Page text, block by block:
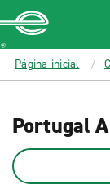
MAIN
CONTENT
Enterprise
Página inicial
Portugal